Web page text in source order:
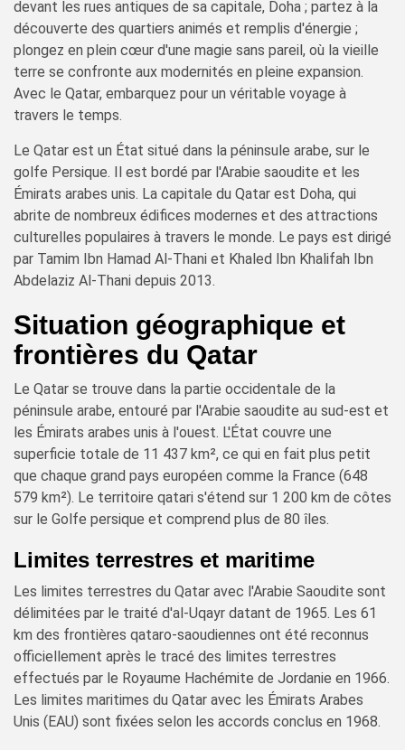
devant les rues antiques de sa capitale, Doha ; partez à la
découverte des quartiers animés et remplis d'énergie ;
plongez en plein cœur d'une magie sans pareil, où la vieille
terre se confronte aux modernités en pleine expansion.
Avec le Qatar, embarquez pour un véritable voyage à
travers le temps.
Le Qatar est un État situé dans la péninsule arabe, sur le
golfe Persique. Il est bordé par l'Arabie saoudite et les
Émirats arabes unis. La capitale du Qatar est Doha, qui
abrite de nombreux édifices modernes et des attractions
culturelles populaires à travers le monde. Le pays est dirigé
par Tamim Ibn Hamad Al-Thani et Khaled Ibn Khalifah Ibn
Abdelaziz Al-Thani depuis 2013.
Situation géographique et
frontières du Qatar
Le Qatar se trouve dans la partie occidentale de la
péninsule arabe, entouré par l'Arabie saoudite au sud-est et
les Émirats arabes unis à l'ouest. L'État couvre une
superficie totale de 11 437 km², ce qui en fait plus petit
que chaque grand pays européen comme la France (648
579 km²). Le territoire qatari s'étend sur 1 200 km de côtes
sur le Golfe persique et comprend plus de 80 îles.
Limites terrestres et maritime
Les limites terrestres du Qatar avec l'Arabie Saoudite sont
délimitées par le traité d'al-Uqayr datant de 1965. Les 61
km des frontières qataro-saoudiennes ont été reconnus
officiellement après le tracé des limites terrestres
effectués par le Royaume Hachémite de Jordanie en 1966.
Les limites maritimes du Qatar avec les Émirats Arabes
Unis (EAU) sont fixées selon les accords conclus en 1968.